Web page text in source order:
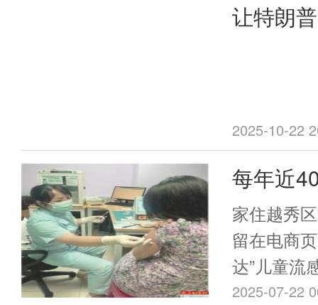
让特朗
2025-10-22
每年近
超半数
20%-
家住越秀
留在电商
达”儿童流
在254元。
2025-07-22